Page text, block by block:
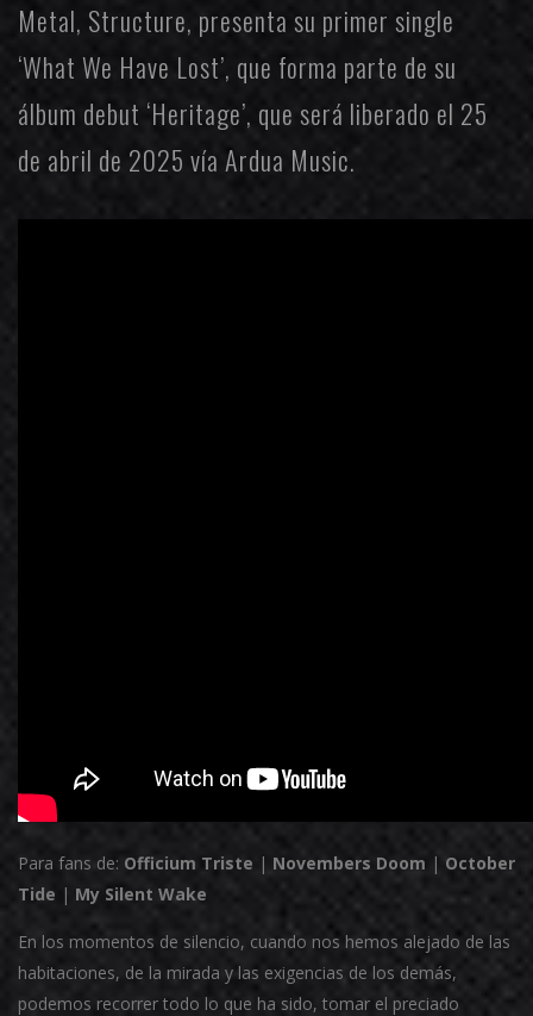
Metal, Structure, presenta su primer single
‘What We Have Lost’, que forma parte de su
álbum debut ‘Heritage’, que será liberado el 25
de abril de 2025 vía Ardua Music.
Para fans de: Officium Triste | Novembers Doom | October
Tide | My Silent Wake
En los momentos de silencio, cuando nos hemos alejado de las
habitaciones, de la mirada y las exigencias de los demás,
podemos recorrer todo lo que ha sido, tomar el preciado